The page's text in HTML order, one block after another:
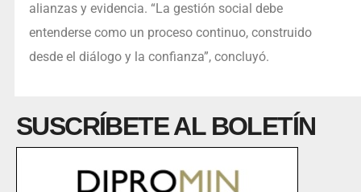
alianzas y evidencia. “La gestión social debe
entenderse como un proceso continuo, construido
desde el diálogo y la confianza”, concluyó.
SUSCRÍBETE AL BOLETÍN